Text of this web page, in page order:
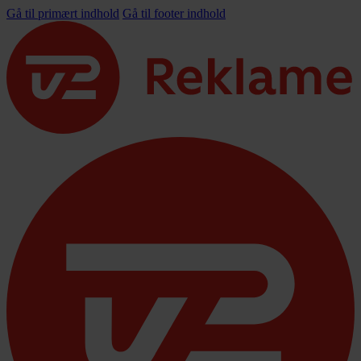
Gå til primært indhold Gå til footer indhold